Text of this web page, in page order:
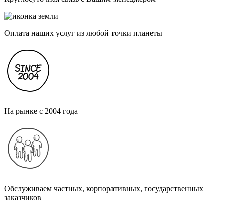
Оплата наших услуг из любой точки планеты
На рынке с 2004 года
Обслуживаем частных, корпоративных, государственных
заказчиков